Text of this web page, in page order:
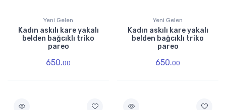
Yeni Gelen
Kadın askılı kare yakalı
belden bağcıklı triko
pareo
650.00
Yeni Gelen
Kadın askılı kare yakalı
belden bağcıklı triko
pareo
650.00